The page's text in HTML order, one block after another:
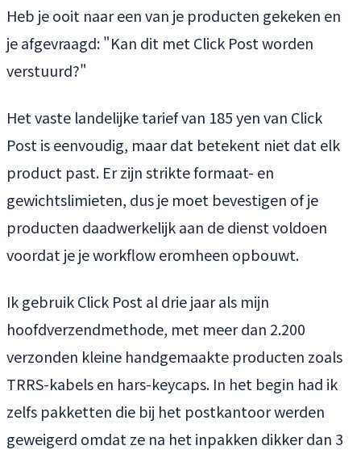
Heb je ooit naar een van je producten gekeken en
je afgevraagd: "Kan dit met Click Post worden
verstuurd?"
Het vaste landelijke tarief van 185 yen van Click
Post is eenvoudig, maar dat betekent niet dat elk
product past. Er zijn strikte formaat- en
gewichtslimieten, dus je moet bevestigen of je
producten daadwerkelijk aan de dienst voldoen
voordat je je workflow eromheen opbouwt.
Ik gebruik Click Post al drie jaar als mijn
hoofdverzendmethode, met meer dan 2.200
verzonden kleine handgemaakte producten zoals
TRRS-kabels en hars-keycaps. In het begin had ik
zelfs pakketten die bij het postkantoor werden
geweigerd omdat ze na het inpakken dikker dan 3